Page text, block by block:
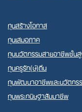
ทุนสร้างโอกาส
ทุนเสมอภาค
ทุนนวัตกรรมสายอาชีพชั้น
ทุนครูรัก(ษ์)ถิ่น
ทุนพัฒนาอาชีพและนวัตกร
ทุนพระกนิษฐาสัมมาชีพ